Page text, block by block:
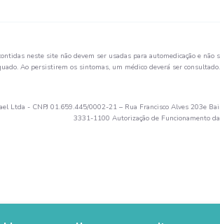
neste site não devem ser usadas para automedicação e
Ao persistirem os sintomas, um médico deverá ser
Ltda - CNPJ 01.659.445/0002-21 – Rua Francisco Alves 203e
3331-1100 Autorização de Funcionamento